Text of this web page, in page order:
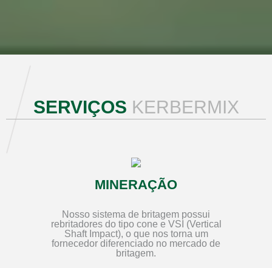
SERVIÇOS KERBERMIX
MINERAÇÃO
Nosso sistema de britagem possui
rebritadores do tipo cone e VSI (Vertical
Shaft Impact), o que nos torna um
fornecedor diferenciado no mercado de
britagem.